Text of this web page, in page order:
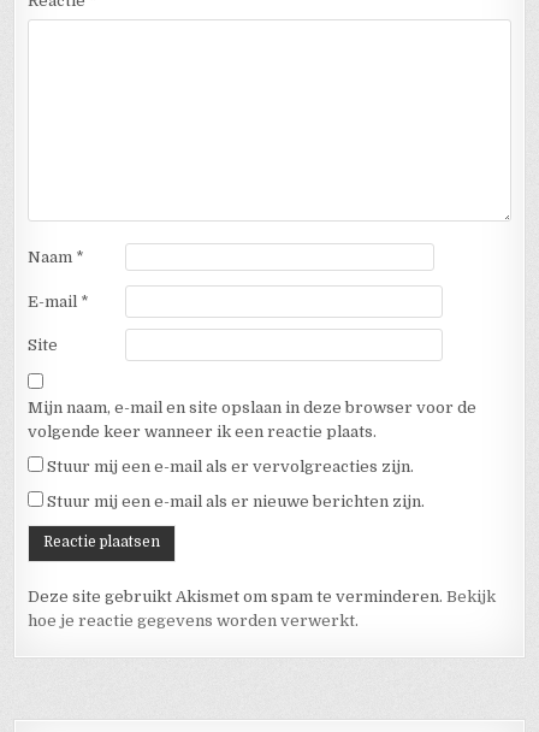
Naam *
E-mail *
Site
Mijn naam, e-mail en site opslaan in deze browser voor de
volgende keer wanneer ik een reactie plaats.
Stuur mij een e-mail als er vervolgreacties zijn.
Stuur mij een e-mail als er nieuwe berichten zijn.
Deze site gebruikt Akismet om spam te verminderen.Bekijk
hoe je reactie gegevens worden verwerkt.